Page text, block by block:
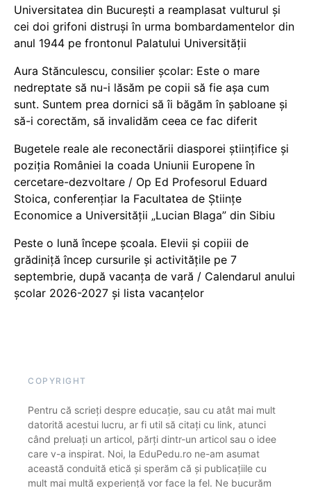
Universitatea din București a reamplasat vulturul și
cei doi grifoni distruși în urma bombardamentelor din
anul 1944 pe frontonul Palatului Universității
Aura Stănculescu, consilier școlar: Este o mare
nedreptate să nu-i lăsăm pe copii să fie așa cum
sunt. Suntem prea dornici să îi băgăm în șabloane și
să-i corectăm, să invalidăm ceea ce fac diferit
Bugetele reale ale reconectării diasporei științifice și
poziția României la coada Uniunii Europene în
cercetare-dezvoltare / Op Ed Profesorul Eduard
Stoica, conferențiar la Facultatea de Științe
Economice a Universității „Lucian Blaga” din Sibiu
Peste o lună începe școala. Elevii și copiii de
grădiniță încep cursurile și activitățile pe 7
septembrie, după vacanța de vară / Calendarul anului
școlar 2026-2027 și lista vacanțelor
COPYRIGHT
Pentru că scrieți despre educație, sau cu atât mai mult
datorită acestui lucru, ar fi util să citați cu link, atunci
când preluați un articol, părți dintr-un articol sau o idee
care v-a inspirat. Noi, la EduPedu.ro ne-am asumat
această conduită etică și sperăm că și publicațiile cu
mult mai multă experiență vor face la fel. Ne bucurăm